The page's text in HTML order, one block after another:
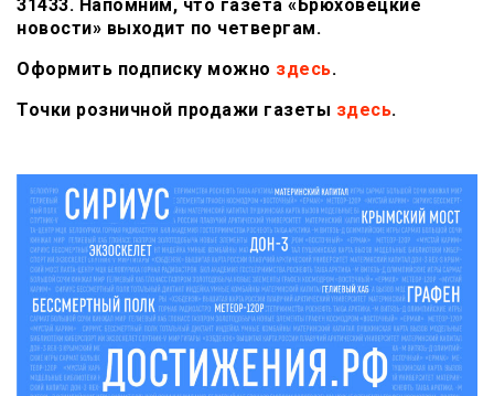
31433. Напомним, что газета «Брюховецкие
новости» выходит по четвергам.
Оформить подписку можно здесь.
Точки розничной продажи газеты здесь.